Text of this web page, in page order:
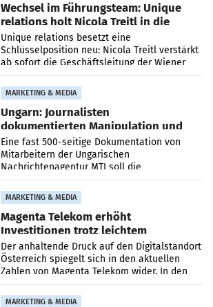
Wechsel im Führungsteam: Unique
relations holt Nicola Treitl in die
Geschäftsleitung
Unique relations besetzt eine
Schlüsselposition neu: Nicola Treitl verstärkt
ab sofort die Geschäftsleitung der Wiener
PR-Agentur an der Seite von Josef Kalina und
Anna Kalina-Mahr.
MARKETING & MEDIA
Ungarn: Journalisten
dokumentierten Manipulation und
Zensur
Eine fast 500-seitige Dokumentation von
Mitarbeitern der Ungarischen
Nachrichtenagentur MTI soll die
systematische Nachrichten-Manipulation und
Zensur bei der Agentur während der Zeit
MARKETING & MEDIA
Magenta Telekom erhöht
Investitionen trotz leichtem
Umsatzrückgang
Der anhaltende Druck auf den Digitalstandort
Österreich spiegelt sich in den aktuellen
Zahlen von Magenta Telekom wider. In den
ersten sechs Monaten des laufenden Jahres
verzeichnete
MARKETING & MEDIA